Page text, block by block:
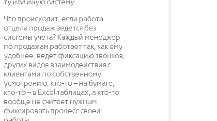
ту или иную систему.
Что происходит, если работа
отдела продаж ведется без
системы учета? Каждый менеджер
по продажам работает так, как ему
удобнее, ведет фиксацию звонков,
других видов взаимодействия с
клиентами по собственному
усмотрению: кто-то – на бумаге,
кто-то – в Excel таблицах, а кто-то
вообще не считает нужным
фиксировать процесс своей